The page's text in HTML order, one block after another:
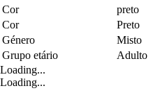
Cor
preto
Cor
Preto
Género
Misto
Grupo etário
Adulto
Loading...
Loading...